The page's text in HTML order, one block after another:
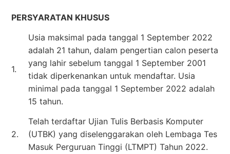
PERSYARATAN KHUSUS
1.
Usia maksimal pada tanggal 1 September 2022
adalah 21 tahun, dalam pengertian calon peserta
yang lahir sebelum tanggal 1 September 2001
tidak diperkenankan untuk mendaftar. Usia
minimal pada tanggal 1 September 2022 adalah
15 tahun.
2.
Telah terdaftar Ujian Tulis Berbasis Komputer
(UTBK) yang diselenggarakan oleh Lembaga Tes
Masuk Perguruan Tinggi (LTMPT) Tahun 2022.